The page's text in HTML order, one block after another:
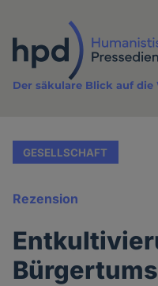
Inhalt
Der säkulare Blick auf die
GESELLSCHAFT
Rezension